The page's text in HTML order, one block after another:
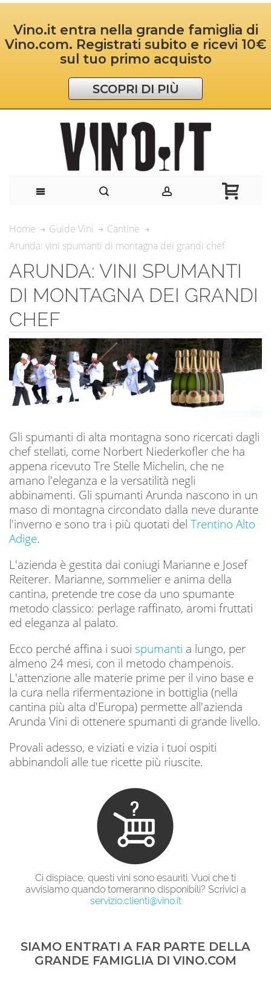
Vino.it entra nella grande famiglia di
Vino.com. Registrati subito e ricevi 10€
sul tuo primo acquisto
SCOPRI DI PIÙ
Home Guide Vini
Cantine
Arunda: vini spumanti di montagna dei grandi chef
ARUNDA: VINI SPUMANTI
DI MONTAGNA DEI GRANDI
CHEF
Gli spumanti di alta montagna sono ricercati dagli
chef stellati, come Norbert Niederkofler che ha
appena ricevuto Tre Stelle Michelin, che ne
amano l'eleganza e la versatilità negli
abbinamenti. Gli spumanti Arunda nascono in un
maso di montagna circondato dalla neve durante
l'inverno e sono tra i più quotati del Trentino Alto
Adige.
L'azienda è gestita dai coniugi Marianne e Josef
Reiterer. Marianne, sommelier e anima della
cantina, pretende tre cose da uno spumante
metodo classico: perlage raffinato, aromi fruttati
ed eleganza al palato.
Ecco perché affina i suoi spumanti a lungo, per
almeno 24 mesi, con il metodo champenois.
L'attenzione alle materie prime per il vino base e
la cura nella rifermentazione in bottiglia (nella
cantina più alta d'Europa) permette all'azienda
Arunda Vini di ottenere spumanti di grande livello.
Provali adesso, e viziati e vizia i tuoi ospiti
abbinandoli alle tue ricette più riuscite.
Ci dispiace, questi vini sono esauriti. Vuoi che ti
avvisiamo quando torneranno disponibili? Scrivici a
servizio.clienti@vino.it
SIAMO ENTRATI A FAR PARTE DELLA
GRANDE FAMIGLIA DI VINO.COM